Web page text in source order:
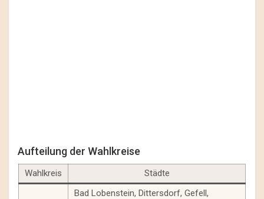
Aufteilung der Wahlkreise
Wahlkreis Städte
Bad Lobenstein, Dittersdorf, Gefell,